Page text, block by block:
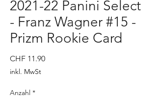
2021-22 Panini Select
- Franz Wagner #15 -
Prizm Rookie Card
CHF 11.90Preis
inkl. MwSt
Anzahl *